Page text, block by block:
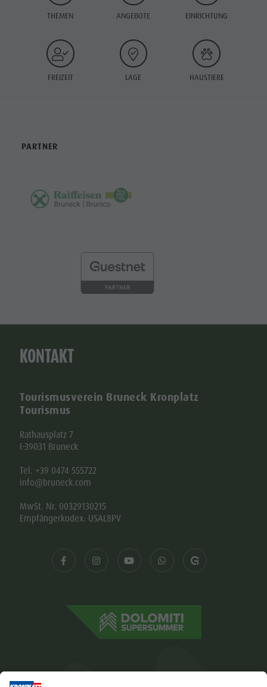
THEMEN ANGEBOTE EINRICHTUNG
FREIZEIT LAGE HAUSTIERE
PARTNER
KONTAKT
Tourismusverein Bruneck Kronplatz
Tourismus
Rathausplatz 7
I-39031 Bruneck
Tel. +39 0474 555722
info@bruneck.com
MwSt. Nr. 00329130215
Empfängerkodex: USAL8PV